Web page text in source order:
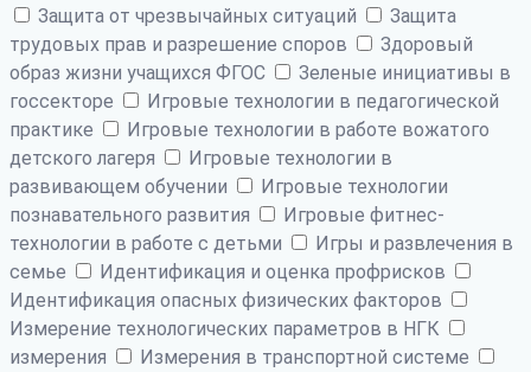
Защита от чрезвычайных ситуаций
Защита
трудовых прав и разрешение споров
Здоровый
образ жизни учащихся ФГОС
Зеленые инициативы в
госсекторе
Игровые технологии в педагогической
практике
Игровые технологии в работе вожатого
детского лагеря
Игровые технологии в
развивающем обучении
Игровые технологии
познавательного развития
Игровые фитнес-
технологии в работе с детьми
Игры и развлечения в
семье
Идентификация и оценка профрисков
Идентификация опасных физических факторов
Измерение технологических параметров в НГК
измерения
Измерения в транспортной системе